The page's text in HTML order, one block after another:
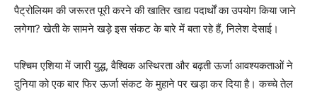
पैट्रोलियम की जरूरत पूरी करने की खातिर खाद्य पदार्थों का उपयोग किया जाने
लगेगा? खेती के सामने खड़े इस संकट के बारे में बता रहे हैं, निलेश देसाई।
पश्चिम एशिया में जारी युद्ध, वैश्विक अस्थिरता और बढ़ती ऊर्जा आवश्यकताओं ने
दुनिया को एक बार फिर ऊर्जा संकट के मुहाने पर खड़ा कर दिया है। कच्चे तेल